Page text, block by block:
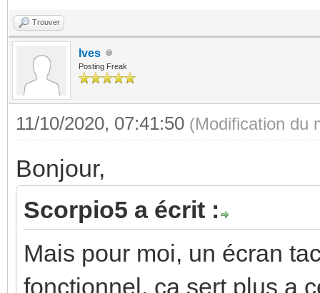
Trouver
Ives
Posting Freak
11/10/2020, 07:41:50 (Modification du
Bonjour,
Scorpio5 a écrit :
Mais pour moi, un écran
fonctionnel, ça sert plus a